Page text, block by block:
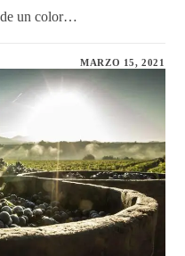
de un color…
MARZO 15, 2021